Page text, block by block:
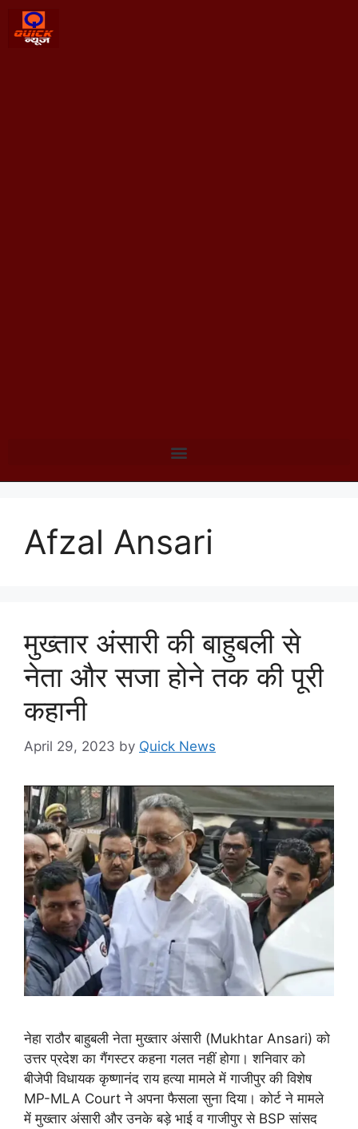
Afzal Ansari
मुख्तार अंसारी की बाहुबली से
नेता और सजा होने तक की पूरी
कहानी
April 29, 2023 by Quick News
नेहा राठौर बाहुबली नेता मुख्तार अंसारी (Mukhtar Ansari) को
उत्तर प्रदेश का गैंगस्टर कहना गलत नहीं होगा। शनिवार को
बीजेपी विधायक कृष्णानंद राय हत्या मामले में गाजीपुर की विशेष
MP-MLA Court ने अपना फैसला सुना दिया। कोर्ट ने मामले
में मुख्तार अंसारी और उनके बड़े भाई व गाजीपुर से BSP सांसद